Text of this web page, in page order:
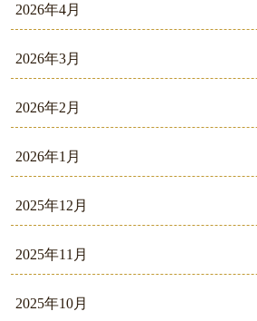
2026年4月
2026年3月
2026年2月
2026年1月
2025年12月
2025年11月
2025年10月